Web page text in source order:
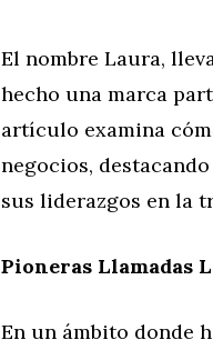
El nombre Laura,
hecho una marca
artículo examina
negocios,
sus liderazgos en la
Pioneras Llamadas
En un ámbito donde